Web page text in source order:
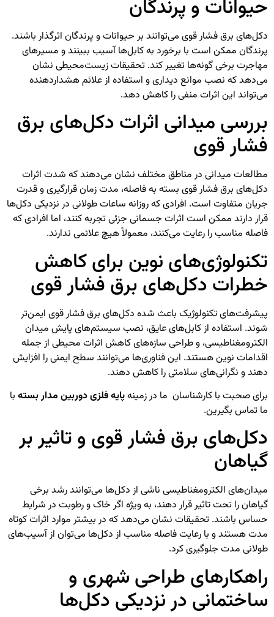
حیوانات و پرندگان
دکل‌های برق فشار قوی می‌توانند بر حیوانات و پرندگان اثرگذار باشند.
پرندگان ممکن است با برخورد به کابل‌ها آسیب ببینند و مسیرهای
مهاجرت برخی گونه‌ها تغییر کند. تحقیقات زیست‌محیطی نشان
می‌دهد که نصب موانع دیداری و استفاده از علائم هشداردهنده
می‌تواند این اثرات منفی را کاهش دهد.
بررسی میدانی اثرات دکل‌های برق
فشار قوی
مطالعات میدانی در مناطق مختلف نشان می‌دهند که شدت اثرات
دکل‌های برق فشار قوی بسته به فاصله، مدت زمان قرارگیری و قدرت
جریان متفاوت است. افرادی که روزانه ساعات طولانی در نزدیکی دکل‌ها
قرار دارند ممکن است اثرات جسمانی جزئی تجربه کنند، اما افرادی که
فاصله مناسب را رعایت می‌کنند، معمولاً هیچ علائمی ندارند.
تکنولوژی‌های نوین برای کاهش
خطرات دکل‌های برق فشار قوی
پیشرفت‌های تکنولوژیک باعث شده دکل‌های برق فشار قوی ایمن‌تر
شوند. استفاده از کابل‌های عایق، نصب سیستم‌های پایش میدان
الکترومغناطیسی، و طراحی سازه‌های کاهش اثرات محیطی از جمله
اقدامات نوین هستند. این فناوری‌ها می‌توانند سطح ایمنی را افزایش
دهند و نگرانی‌های سلامتی را کاهش دهند.
برای صحبت با کارشناسان ما در زمینهپایه فلزی دوربین مدار بسته با
ما تماس بگیرین.
دکل‌های برق فشار قوی و تاثیر بر
گیاهان
میدان‌های الکترومغناطیسی ناشی از دکل‌ها می‌توانند رشد برخی
گیاهان را تحت تاثیر قرار دهند، به ویژه اگر خاک و رطوبت در شرایط
حساس باشند. تحقیقات نشان می‌دهد که در بیشتر موارد اثرات کوتاه
مدت هستند و با رعایت فاصله مناسب از دکل‌ها می‌توان از آسیب‌های
طولانی مدت جلوگیری کرد.
راهکارهای طراحی شهری و
ساختمانی در نزدیکی دکل‌ها